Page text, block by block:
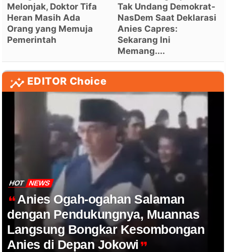
Melonjak, Doktor Tifa
Heran Masih Ada
Orang yang Memuja
Pemerintah
Tak Undang Demokrat-
NasDem Saat Deklarasi
Anies Capres:
Sekarang Ini
Memang....
EDITOR Choice
HOT NEWS
Anies Ogah-ogahan Salaman
dengan Pendukungnya, Muannas
Langsung Bongkar Kesombongan
Anies di Depan Jokowi